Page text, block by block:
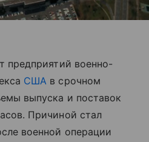
предприятий военно-
США в срочном
выпуска и поставок
Причиной стал
военной операции